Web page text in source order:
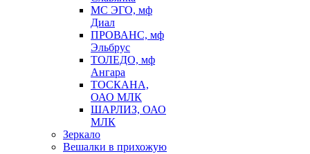
МС ЭГО, мф
Диал
ПРОВАНС, мф
Эльбрус
ТОЛЕДО, мф
Ангара
ТОСКАНА,
ОАО МЛК
ШАРЛИЗ, ОАО
МЛК
Зеркало
Вешалки в прихожую